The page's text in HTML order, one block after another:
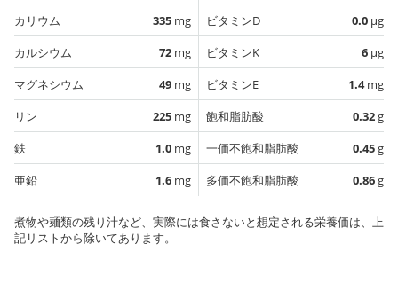
カリウム
335 mg
カルシウム
72 mg
マグネシウム
49 mg
リン
225 mg
鉄
1.0 mg
亜鉛
1.6 mg
ビタミンD
0.0 µg
ビタミンK
6 µg
ビタミンE
1.4mg
飽和脂肪酸
0.32g
一価不飽和脂肪酸
0.45g
多価不飽和脂肪酸
0.86g
煮物や麺類の残り汁など、実際には食さないと想定される栄養価は、上
記リストから除いてあります。